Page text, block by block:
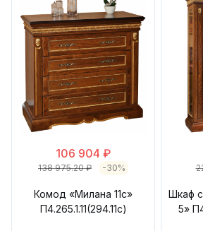
106 904 ₽
138 975.20₽ -30%
Комод «Милана 11с»
П4.265.1.11(294.11с)
Шкаф
5»